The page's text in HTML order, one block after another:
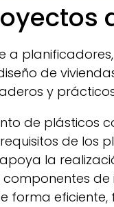
de
y
de plásticos
de los
apoya la